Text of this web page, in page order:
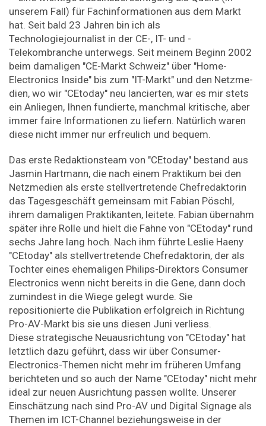
unserem Fall) für Fachinformationen aus dem Markt
hat. Seit bald 23 Jahren bin ich als
Technologiejournalist in der CE-, IT- und ­
Telekombranche unterwegs. Seit meinem Beginn 2002
beim damaligen "CE-Markt Schweiz" über "Home­
Electronics ­Inside" bis zum "IT-Markt" und den Netzme­
dien, wo wir "CEtoday" neu lancierten, war es mir stets
ein Anliegen, ­Ihnen fundierte, manchmal kritische, aber
immer faire Informationen zu liefern. Natürlich waren
diese nicht immer nur erfreulich und bequem.
Das erste Redaktionsteam von "CEtoday" bestand aus
Jasmin Hartmann, die nach einem Praktikum bei den
Netzmedien als erste stellvertretende Chefredaktorin
das Tagesgeschäft gemeinsam mit Fabian Pöschl,
ihrem damaligen Praktikanten, leitete. Fabian übernahm
später ihre Rolle und hielt die Fahne von "CEtoday" rund
sechs Jahre lang hoch. Nach ihm führte Leslie Haeny
"CEtoday" als stellvertretende Chefredaktorin, der als
Tochter eines ehemaligen Philips-Direktors Consumer
Electronics wenn nicht bereits in die Gene, dann doch
zumindest in die Wiege gelegt wurde. Sie
repositionierte die Publikation erfolgreich in Richtung
Pro-AV-Markt bis sie uns diesen Juni verliess.
Diese strategische Neuausrichtung von "CEtoday" hat
letztlich dazu geführt, dass wir über Consumer-
Electronics-Themen nicht mehr im früheren Umfang
berichteten und so auch der Name "CEtoday" nicht mehr
ideal zur neuen Ausrichtung passen wollte. Unserer
Einschätzung nach sind Pro-AV und Digital Signage als
Themen im ICT-Channel beziehungsweise in der